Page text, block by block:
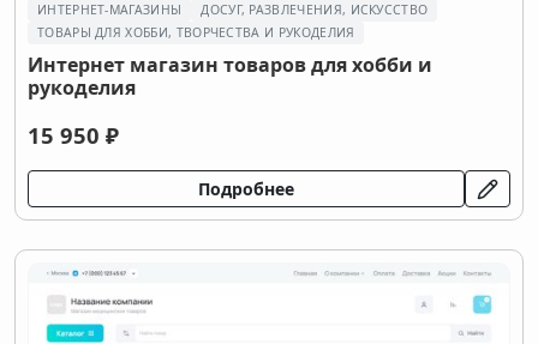
ИНТЕРНЕТ-МАГАЗИНЫ
ДОСУГ, РАЗВЛЕЧЕНИЯ, ИСКУССТВО
ТОВАРЫ ДЛЯ ХОББИ, ТВОРЧЕСТВА И РУКОДЕЛИЯ
Интернет магазин товаров для хобби и
рукоделия
15 950 ₽
Подробнее